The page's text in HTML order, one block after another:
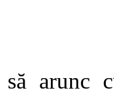
să arunc